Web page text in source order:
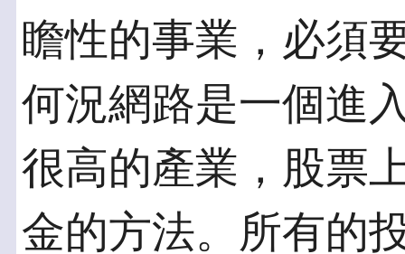
瞻性的事業，必須
何況網路是一個進
很高的產業，股票
金的方法。所有的